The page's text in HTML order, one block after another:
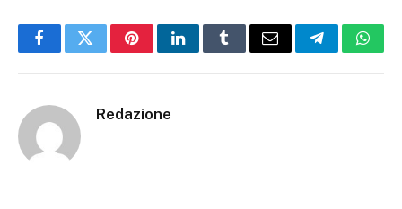
FacebookTwitterPinterestLinkedInTumblrEmail Telegram
Redazione